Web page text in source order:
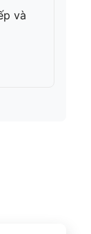
và